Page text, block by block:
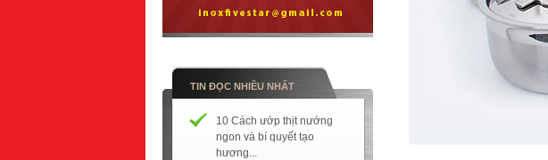
TIN ĐỌC NHIỀU NHẤT
10 Cách ướp thịt nướng
ngon và bí quyết tạo
hương...